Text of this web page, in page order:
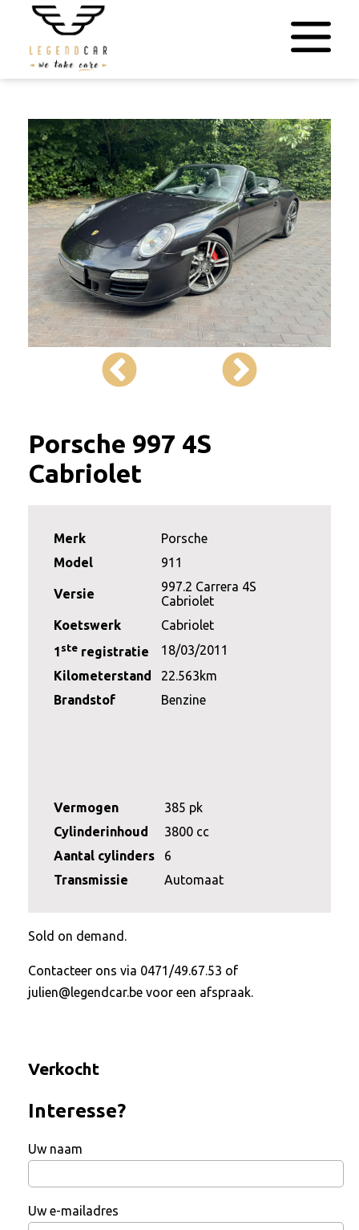
Porsche 997 4S
Cabriolet
Merk
Porsche
Model
911
Versie
997.2 Carrera 4S
Cabriolet
Koetswerk
Cabriolet
1 ste registratie
18/03/2011
Kilometerstand
22.563km
Brandstof
Benzine
Vermogen
385 pk
Cylinderinhoud
3800 cc
Aantal cylinders
6
Transmissie
Automaat
Sold on demand.
Contacteer ons via 0471/49.67.53 of
julien@legendcar.be voor een afspraak.
Verkocht
Interesse?
Uw naam
Uw e-mailadres